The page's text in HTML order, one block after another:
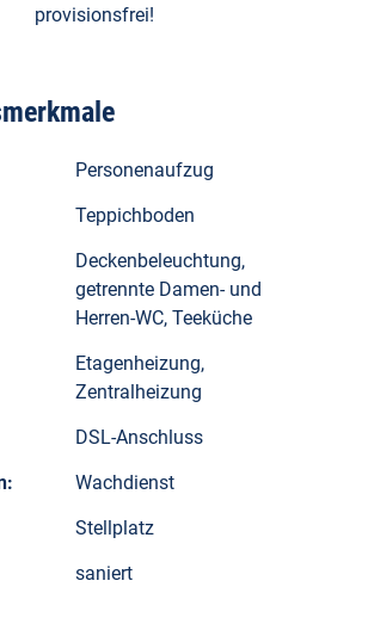
provisionsfrei!
Personenaufzug
Teppichboden
Deckenbeleuchtung,
getrennte Damen- und
Herren-WC, Teeküche
Etagenheizung,
Zentralheizung
DSL-Anschluss
Wachdienst
Stellplatz
saniert